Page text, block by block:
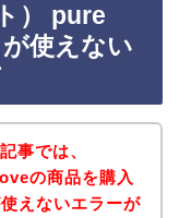
） pure
使えない
事では、
の商品を購入
えないエラーが